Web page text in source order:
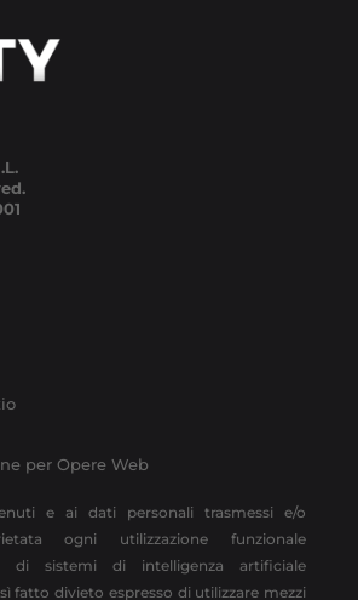
per Opere Web
e ai dati personali trasmessi e/o
ogni utilizzazione funzionale
di sistemi di intelligenza artificiale
fatto divieto espresso di utilizzare mezzi